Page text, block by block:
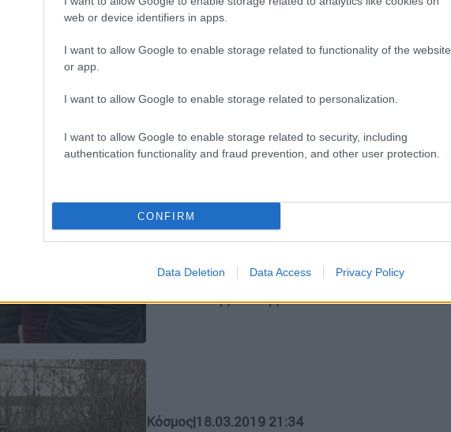
web or device identifiers in apps.
I want to allow Google to enable storage related to functionality of the website
or app.
I want to allow Google to enable storage related to personalization.
I want to allow Google to enable storage related to security, including
authentication functionality and fraud prevention, and other user protection.
CONFIRM
Data Deletion Data Access Privacy Policy
επίθεση, καταγράφοντας την εικόνα
μιας πόλης που προσπαθεί να βρει
απαντήσεις στο έγκλημα και ξανά το
Κόσμος|18.03.2019 22:26
στην Ουτρέχτη
Νέα στοιχεία έρχονται στο φως
σκόρπισε το θάνατο στο τραμ της
Ολλανδικής πόλης.
Κόσμος|18.03.2019 21:34